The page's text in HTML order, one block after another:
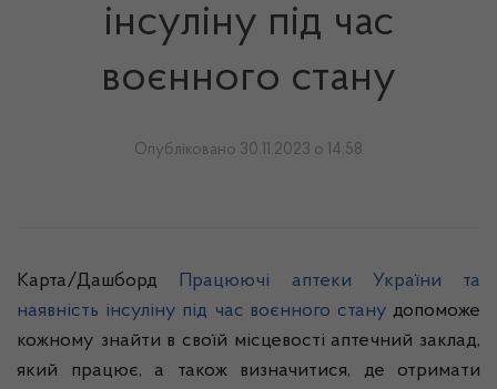
інсуліну під час
воєнного стану
Опубліковано 30.11.2023 о 14:58
Карта/Дашборд Працюючі аптеки України та
наявність інсуліну під час воєнного стану допоможе
кожному знайти в своїй місцевості аптечний заклад,
який працює, а також визначитися, де отримати